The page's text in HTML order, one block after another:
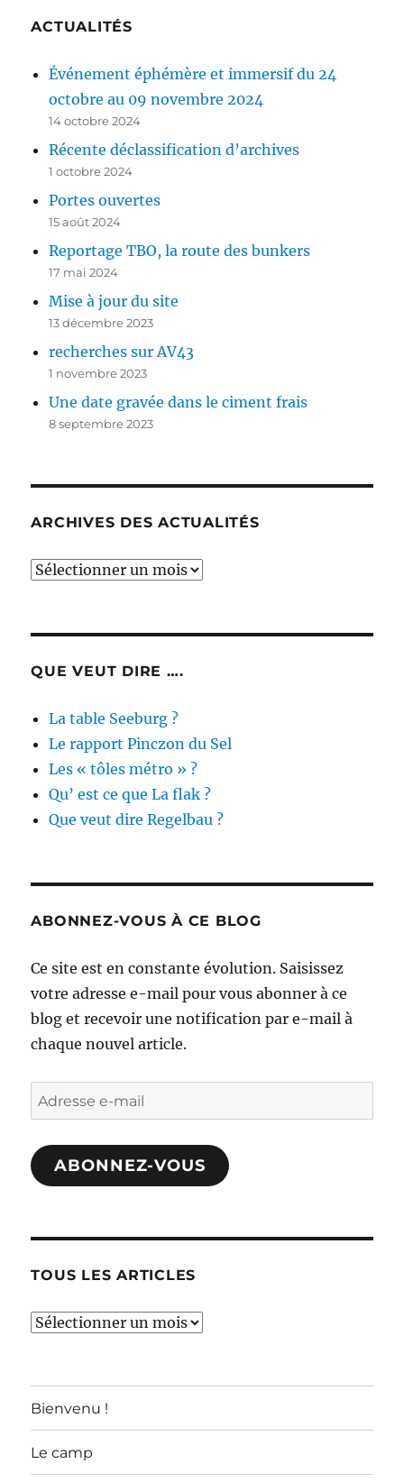
ACTUALITÉS
Événement éphémère et immersif du 24
octobre au 09 novembre 2024
14 octobre 2024
Récente déclassification d’archives
1 octobre 2024
Portes ouvertes
15 août 2024
Reportage TBO, la route des bunkers
17 mai 2024
Mise à jour du site
13 décembre 2023
recherches sur AV43
1 novembre 2023
Une date gravée dans le ciment frais
8 septembre 2023
ARCHIVES DES ACTUALITÉS
Archives
QUE VEUT DIRE ….
La table Seeburg ?
Le rapport Pinczon du Sel
Les « tôles métro » ?
Qu’ est ce que La flak ?
Que veut dire Regelbau ?
ABONNEZ-VOUS À CE BLOG
Ce site est en constante évolution. Saisissez
votre adresse e-mail pour vous abonner à ce
blog et recevoir une notification par e-mail à
chaque nouvel article.
Adresse
e-
mail
ABONNEZ-VOUS
TOUS LES ARTICLES
TOUS
Bienvenu !
Le camp